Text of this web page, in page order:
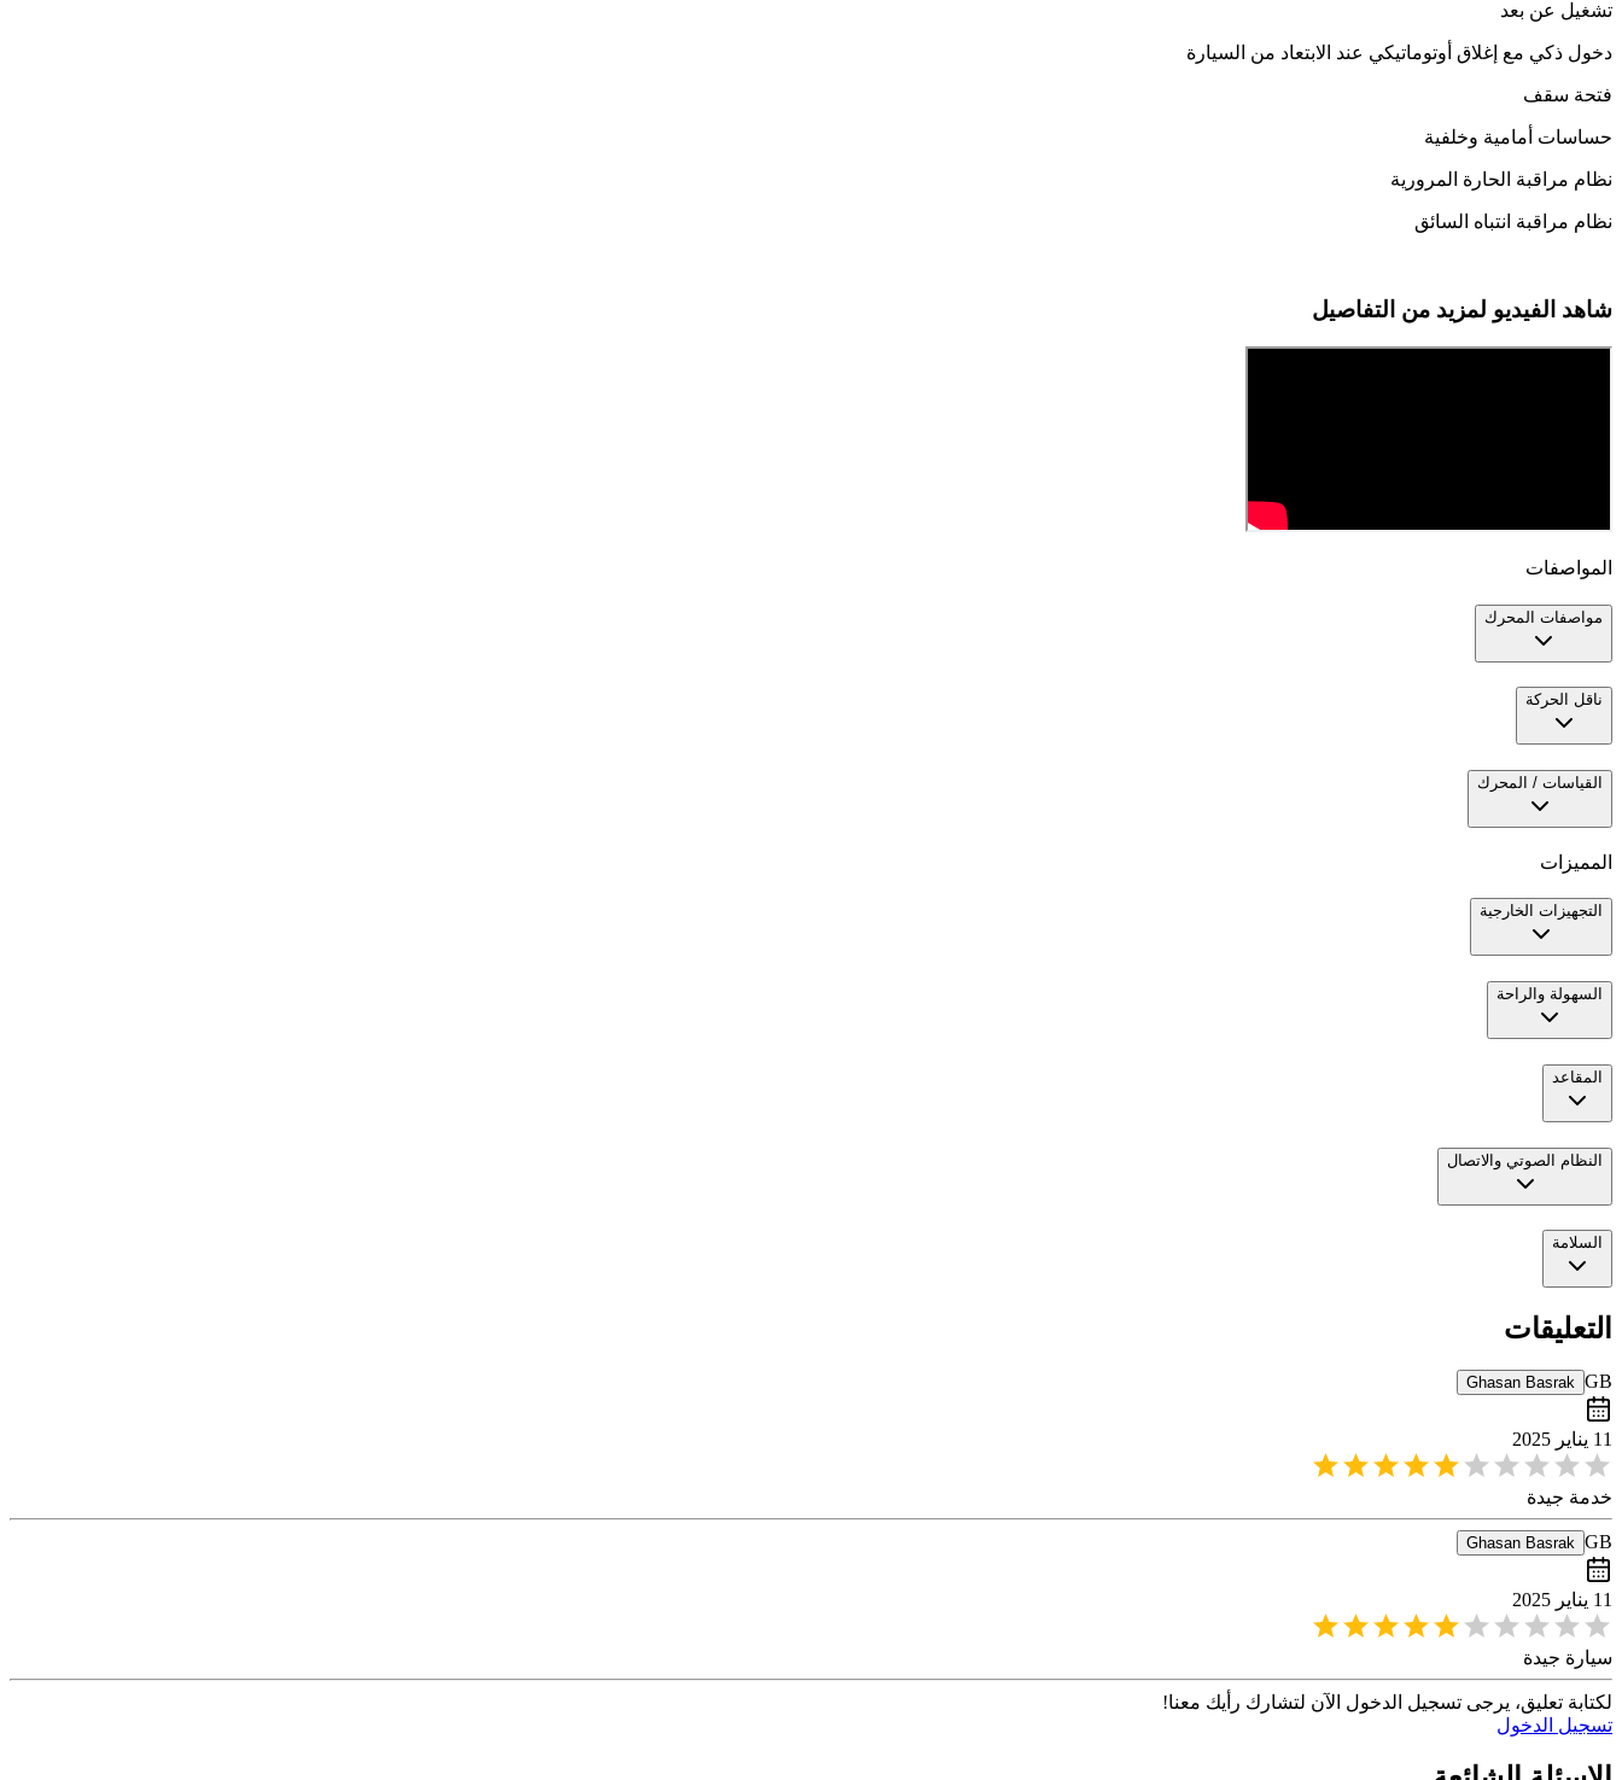
تشغيل عن بعد
دخول ذكي مع إغلاق أوتوماتيكي عند الابتعاد من السيارة
فتحة سقف
حساسات أمامية وخلفية
نظام مراقبة الحارة المرورية
نظام مراقبة انتباه السائق
شاهد الفيديو لمزيد من التفاصيل
المواصفات
مواصفات المحرك
ناقل الحركة
القياسات / المحرك
المميزات
التجهيزات الخارجية
السهولة والراحة
المقاعد
النظام الصوتي والاتصال
السلامة
التعليقات
GB
Ghasan Basrak
11 يناير 2025
خدمة جيدة
GB
Ghasan Basrak
11 يناير 2025
سيارة جيدة
لكتابة تعليق، يرجى تسجيل الدخول الآن لتشارك رأيك معنا!
تسجيل الدخول